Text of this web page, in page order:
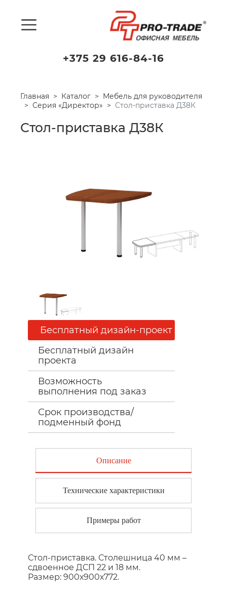
+375 29 616-84-16
Главная Каталог
Мебель для руководителя
Серия «Директор»
Стол-приставка Д38К
Стол-приставка Д38К
Бесплатный дизайн-проект
Бесплатный дизайн
проекта
Возможность
выполнения под заказ
Срок производства/
подменный фонд
Описание
Технические характеристики
Примеры работ
Стол-приставка. Столешница 40 мм –
сдвоенное ДСП 22 и 18 мм.
Размер: 900х900х772.